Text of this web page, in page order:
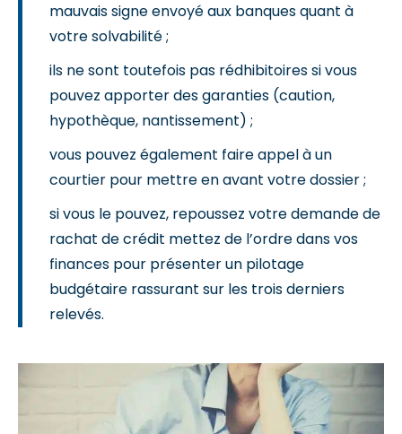
mauvais signe envoyé aux banques quant à
votre solvabilité ;
ils ne sont toutefois pas rédhibitoires si vous
pouvez apporter des garanties (caution,
hypothèque, nantissement) ;
vous pouvez également faire appel à un
courtier pour mettre en avant votre dossier ;
si vous le pouvez, repoussez votre demande de
rachat de crédit mettez de l’ordre dans vos
finances pour présenter un pilotage
budgétaire rassurant sur les trois derniers
relevés.